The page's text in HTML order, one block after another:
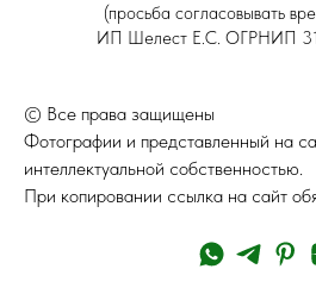
(просьба согласовывать
ИП Шелест Е.С. ОГРНИП
© Все права защищены
Фотографии и представленный на
интеллектуальной собственностью.
При копировании ссылка на сайт